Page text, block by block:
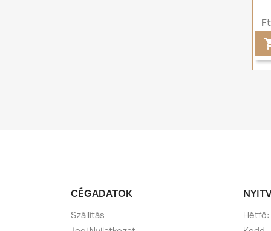
CÉGADATOK
Szállítás
Hétfő: